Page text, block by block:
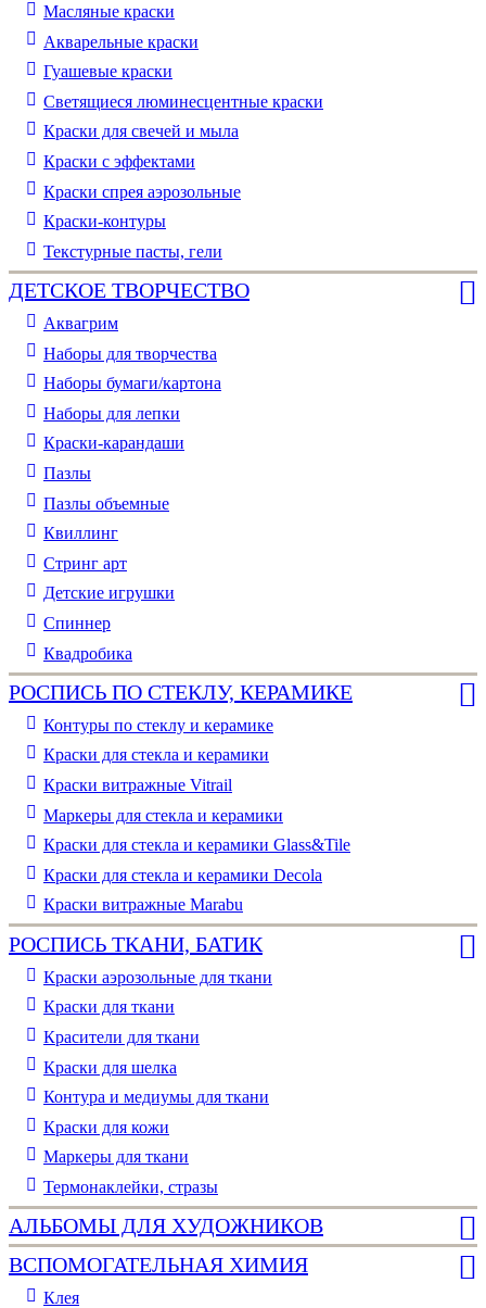
Масляные краски
Акварельные краски
Гуашевые краски
Светящиеся люминесцентные краски
Краски для свечей и мыла
Краски с эффектами
Краски спрея аэрозольные
Краски-контуры
Текстурные пасты, гели
ДЕТСКОЕ ТВОРЧЕСТВО
Аквагрим
Наборы для творчества
Наборы бумаги/картона
Наборы для лепки
Краски-карандаши
Пазлы
Пазлы объемные
Квиллинг
Стринг арт
Детские игрушки
Спиннер
Квадробика
РОСПИСЬ ПО СТЕКЛУ, КЕРАМИКЕ
Контуры по стеклу и керамике
Краски для стекла и керамики
Краски витражные Vitrail
Маркеры для стекла и керамики
Краски для стекла и керамики Glass&Tile
Краски для стекла и керамики Decola
Краски витражные Marabu
РОСПИСЬ ТКАНИ, БАТИК
Краски аэрозольные для ткани
Краски для ткани
Красители для ткани
Краски для шелка
Контура и медиумы для ткани
Краски для кожи
Маркеры для ткани
Термонаклейки, стразы
АЛЬБОМЫ ДЛЯ ХУДОЖНИКОВ
ВСПОМОГАТЕЛЬНАЯ ХИМИЯ
Клея